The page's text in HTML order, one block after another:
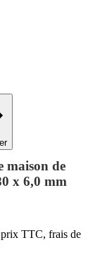
maison de
x 6,0 mm
TTC, frais de